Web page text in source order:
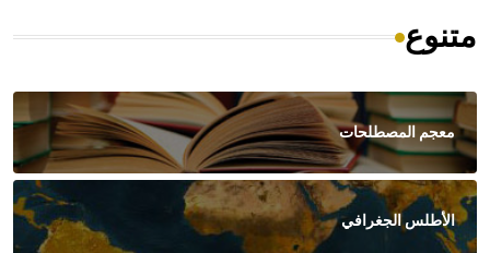
متنوع
معجم المصطلحات
الأطلس الجغرافي